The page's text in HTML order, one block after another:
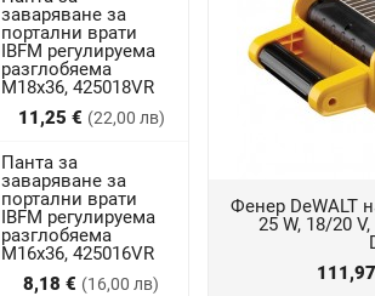
заваряване за
портални врати
IBFM регулируема
разглобяема
M18x36, 425018VR
11,25 € (22,00 лв)
Цена
Панта за
заваряване за
портални врати
IBFM регулируема
разглобяема
М16х36, 425016VR
8,18 € (16,00 лв)
Цена
Фенер DeWALT
25 W, 18/20